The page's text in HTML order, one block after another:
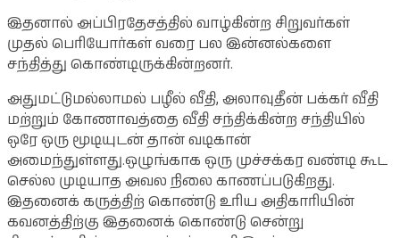
இதனால் அப்பிரதேசத்தில் வாழ்கின்ற சிறுவர்கள்
முதல் பெரியோர்கள் வரை பல இன்னல்களை
சந்தித்து கொண்டிருக்கின்றனர்.
அதுமட்டுமல்லாமல் பழீல் வீதி, அலாவுதீன் பக்கர் வீதி
மற்றும் கோணாவத்தை வீதி சந்திக்கின்ற சந்தியில்
ஒரே ஒரு மூடியுடன் தான் வடிகான்
அமைந்துள்ளது.ஒழுங்காக ஒரு முச்சக்கர வண்டி கூட
செல்ல முடியாத அவல நிலை காணப்படுகிறது.
இதனைக் கருத்திற் கொண்டு உரிய அதிகாரியின்
கவனத்திற்கு இதனைக் கொண்டு சென்று